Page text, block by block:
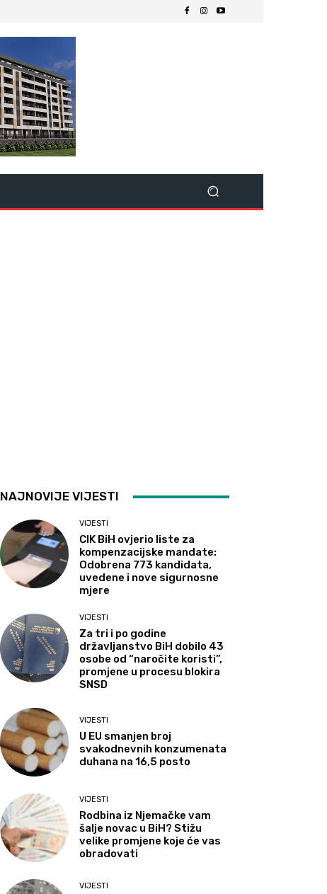
NAJNOVIJE VIJESTI
VIJESTI
CIK BiH ovjerio liste za
kompenzacijske mandate:
Odobrena 773 kandidata,
uvedene i nove sigurnosne
mjere
VIJESTI
Za tri i po godine
državljanstvo BiH dobilo 43
osobe od “naročite koristi”,
promjene u procesu blokira
SNSD
VIJESTI
U EU smanjen broj
svakodnevnih konzumenata
duhana na 16,5 posto
VIJESTI
Rodbina iz Njemačke vam
šalje novac u BiH? Stižu
velike promjene koje će vas
obradovati
VIJESTI